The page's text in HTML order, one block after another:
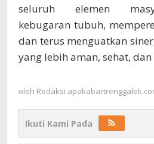
seluruh elemen
kebugaran tubuh,
dan terus menguatkan
yang lebih aman, sehat,
oleh Redaksi
Ikuti Kami Pada